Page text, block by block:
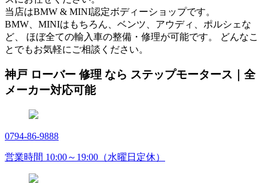
当店はBMW & MINI認定ボディーショップです。
BMW、MINIはもちろん、ベンツ、アウディ、ポルシェな
ど、 ほぼ全ての輸入車の整備・修理が可能です。 どんなこ
とでもお気軽にご相談ください。
神戸 ローバー 修理 なら ステップモータース｜全
メーカー対応可能
0794-86-9888
営業時間 10:00～19:00（水曜日定休）